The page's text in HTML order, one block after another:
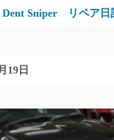
Dent Sniper リペア日
19日